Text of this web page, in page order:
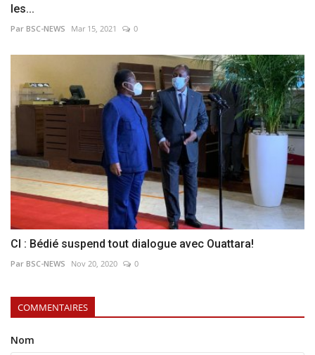
les...
Par BSC-NEWS Mar 15, 2021 0
CI : Bédié suspend tout dialogue avec Ouattara!
Par BSC-NEWS Nov 20, 2020 0
COMMENTAIRES
Nom